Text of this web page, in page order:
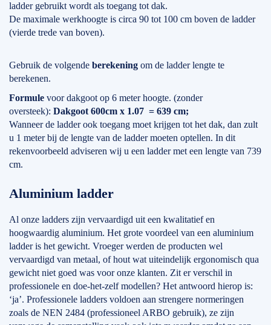
ladder gebruikt wordt als toegang tot dak.
De maximale werkhoogte is circa 90 tot 100 cm boven de ladder
(vierde trede van boven).
Gebruik de volgende berekening om de ladder lengte te
berekenen.
Formule voor dakgoot op 6 meter hoogte. (zonder
oversteek): Dakgoot 600cm x 1.07 = 639 cm;
Wanneer de ladder ook toegang moet krijgen tot het dak, dan zult
u 1 meter bij de lengte van de ladder moeten optellen. In dit
rekenvoorbeeld adviseren wij u een ladder met een lengte van 739
cm.
Aluminium ladder
Al onze ladders zijn vervaardigd uit een kwalitatief en
hoogwaardig aluminium. Het grote voordeel van een aluminium
ladder is het gewicht. Vroeger werden de producten wel
vervaardigd van metaal, of hout wat uiteindelijk ergonomisch qua
gewicht niet goed was voor onze klanten. Zit er verschil in
professionele en doe-het-zelf modellen? Het antwoord hierop is:
‘ja’. Professionele ladders voldoen aan strengere normeringen
zoals de NEN 2484 (professioneel ARBO gebruik), ze zijn